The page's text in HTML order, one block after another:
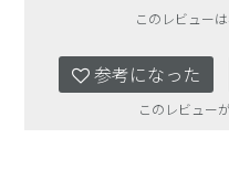
このレビュー
参考になった
このレビュー